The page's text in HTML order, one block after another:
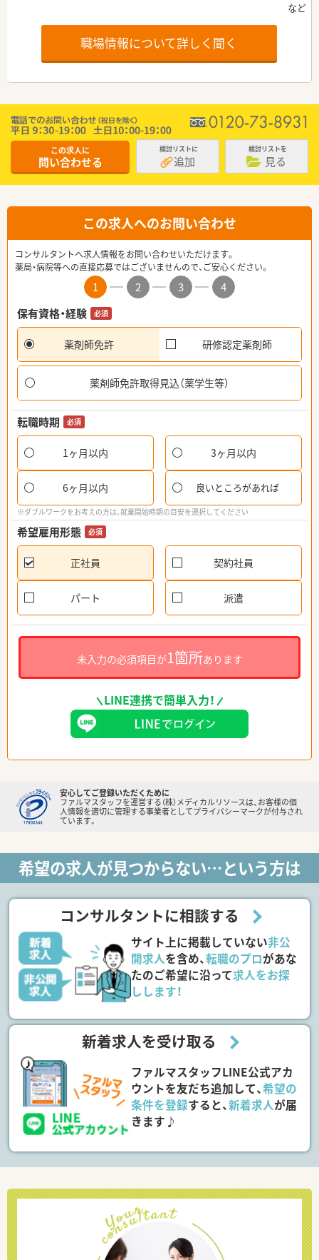
職場情報について詳しく聞く
この求人に
問い合わせる
検討リストに
追加
検討リストを
見る
この求人へのお問い合わせ
コンサルタントへ求人情報をお問い合わせいただけます。
薬局・病院等への直接応募ではございませんので、ご安心ください。
1 2 3
4
保有資格・経験
必須
薬剤師免許 研修認定薬剤師
薬剤師免許取得見込（薬学生等）
転職時期 必須
1ヶ月以内 3ヶ月以内
6ヶ月以内 良いところがあれば
※ダブルワークをお考えの方は、就業開始時期の目安を選択してください
希望雇用形態 必須
正社員 契約社員
パート 派遣
未入力の必須項目が1箇所あります
LINE連携で簡単入力！
安心してご登録いただくために
ファルマスタッフを運営する（株）メディカルリソースは、お客様の個
人情報を適切に管理する事業者としてプライバシーマークが付与され
ています。
希望の求人が見つからない…という方は
コンサルタントに相談する
サイト上に掲載していない非公
開求人を含め、転職のプロがあな
たのご希望に沿って求人をお探
しします！
新着求人を受け取る
ファルマスタッフLINE公式アカ
ウントを友だち追加して、希望の
条件を登録すると、新着求人が届
きます♪